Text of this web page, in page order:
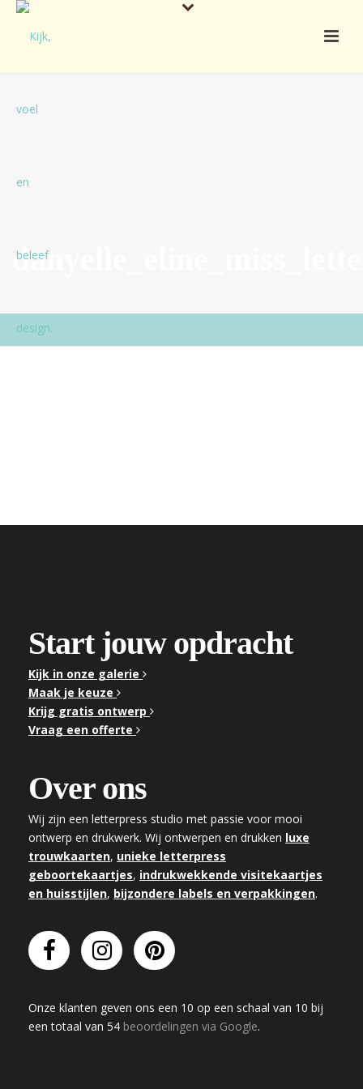
Start jouw opdracht
Kijk in onze galerie
Maak je keuze
Krijg gratis ontwerp
Vraag een offerte
Over ons
Wij zijn een letterpress studio met passie voor mooi
ontwerp en drukwerk. Wij ontwerpen en drukken luxe
trouwkaarten, unieke letterpress
geboortekaartjes, indrukwekkende visitekaartjes
en huisstijlen, bijzondere labels en verpakkingen.
Onze klanten geven ons een 10 op een schaal van 10 bij
een totaal van 54 beoordelingen via Google.